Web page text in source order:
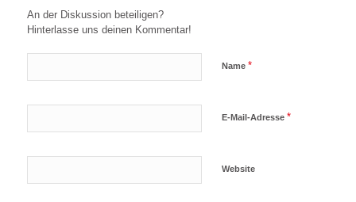
An der Diskussion beteiligen?
Hinterlasse uns deinen Kommentar!
Name *
E-Mail-Adresse *
Website